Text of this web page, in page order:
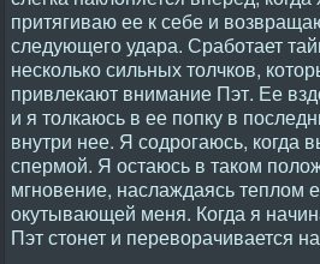
притягиваю ее к себе и
следующего удара. Сработает
несколько сильных толчков,
привлекают внимание Пэт. Ее
и я толкаюсь в ее попку в
внутри нее. Я содрогаюсь, когда
спермой. Я остаюсь в таком
мгновение, наслаждаясь теплом
окутывающей меня. Когда я
Пэт стонет и переворачивается